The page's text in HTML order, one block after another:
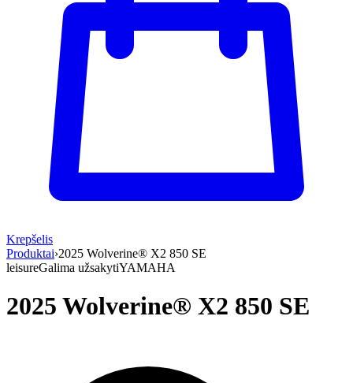
Krepšelis
Produktai›2025 Wolverine® X2 850 SE
leisureGalima užsakytiYAMAHA
2025 Wolverine® X2 850 SE